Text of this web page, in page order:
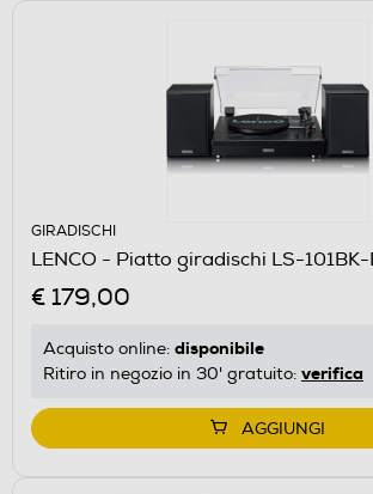
GIRADISCHI
LENCO - Piatto giradischi LS-101BK-
€ 179,00
Acquisto online: disponibile
Ritiro in negozio in 30' gratuito: verifica
AGGIUNGI